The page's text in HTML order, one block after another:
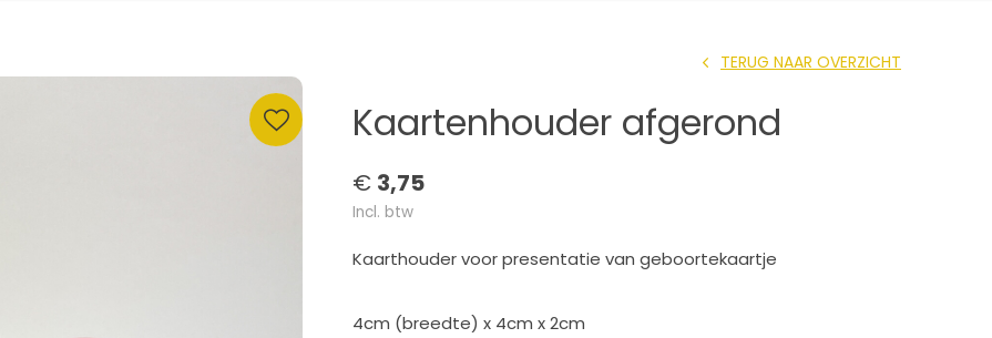
Kaartenhouder afgerond
TERUG NAAR OVERZICHT
€ 3,75
Incl. btw
Kaarthouder voor presentatie van geboortekaartje
4cm (breedte) x 4cm x 2cm